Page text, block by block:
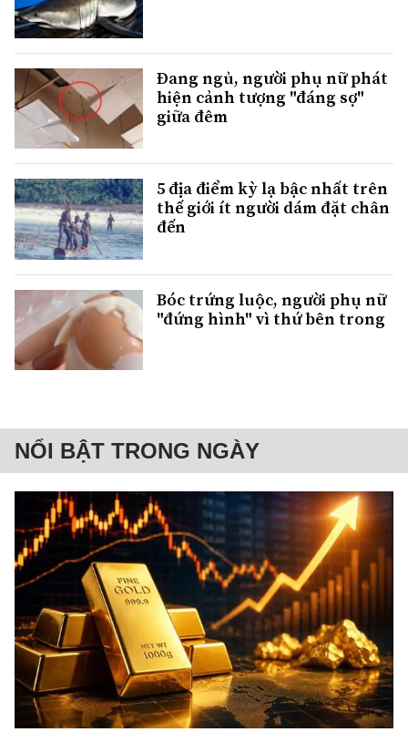
Đang ngủ, người phụ nữ phát
hiện cảnh tượng "đáng sợ"
giữa đêm
5 địa điểm kỳ lạ bậc nhất trên
thế giới ít người dám đặt chân
đến
Bóc trứng luộc, người phụ nữ
"đứng hình" vì thứ bên trong
NỔI BẬT TRONG NGÀY